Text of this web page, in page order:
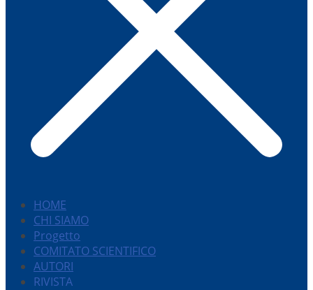
HOME
CHI SIAMO
Progetto
COMITATO SCIENTIFICO
AUTORI
RIVISTA